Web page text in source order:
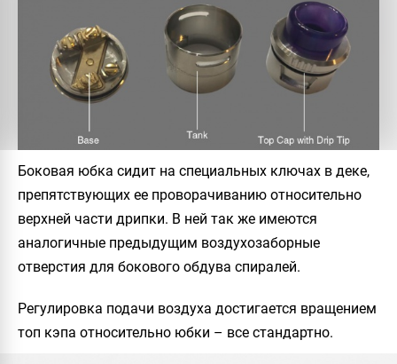
Боковая юбка сидит на специальных ключах в деке,
препятствующих ее проворачиванию относительно
верхней части дрипки. В ней так же имеются
аналогичные предыдущим воздухозаборные
отверстия для бокового обдува спиралей.
Регулировка подачи воздуха достигается вращением
топ кэпа относительно юбки – все стандартно.